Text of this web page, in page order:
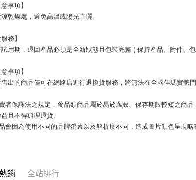
事項】
乾燥處，避免高溫或陽光直曬。
務】
用期，退回產品必須是全新狀態且包裝完整 ( 保持產品、附件、
事項】
出的商品僅可在網路店進行退換貨服務，將無法在全國佳瑪實
者保護法之規定，食品類商品屬於易於腐敗、保存期限較短之商
且不得辦理退貨。
會因為使用不同的品牌螢幕以及解析度不同，造成圖片顏色呈現略
銷 全站排行